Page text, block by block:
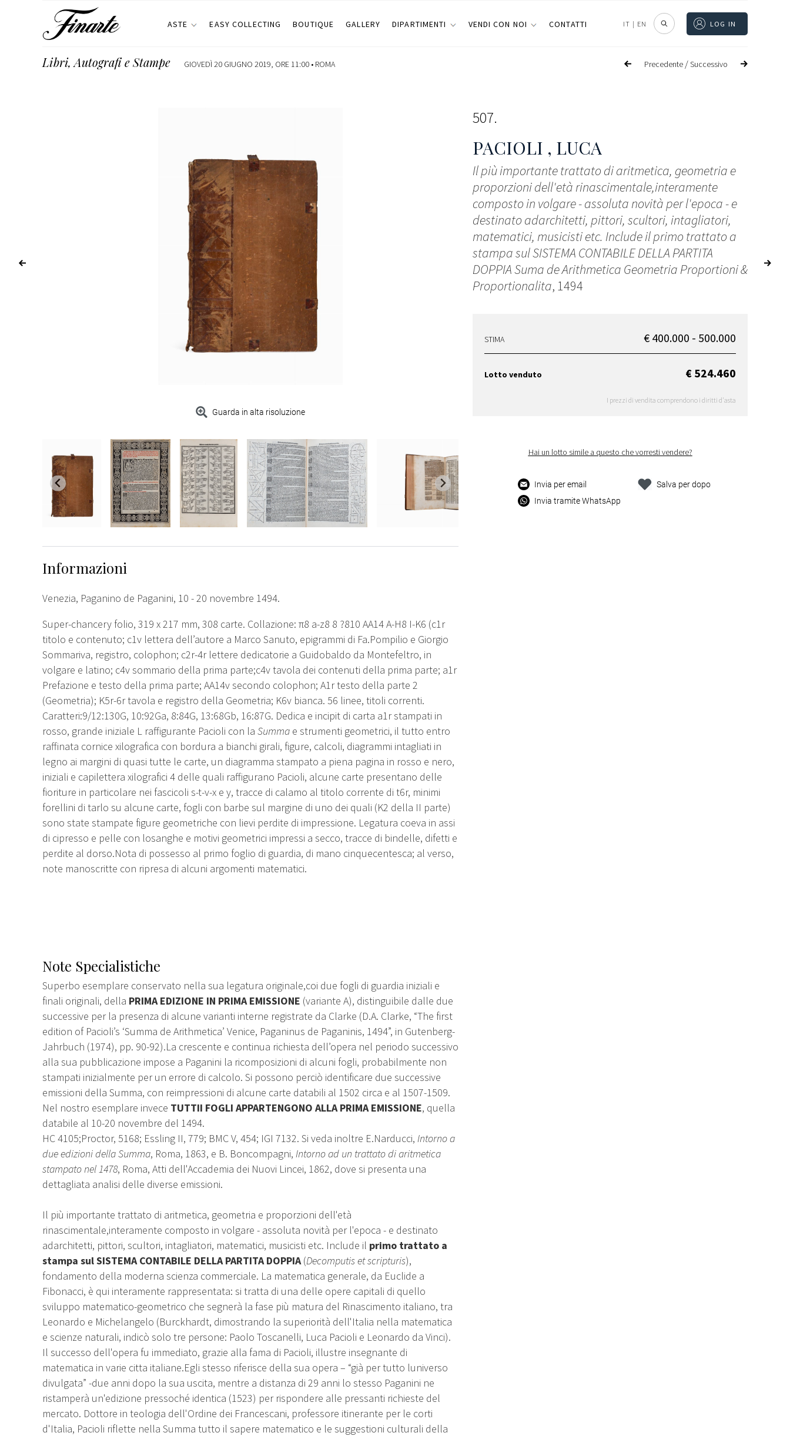
ASTE EASY COLLECTING BOUTIQUE GALLERY DIPARTIMENTI VENDI CON NOI CONTATTI IT | EN LOG IN
Precedente /Successivo
Libri, Autografi e Stampe GIOVEDÌ 20 GIUGNO 2019, ORE 11:00 • ROMA
Guarda in alta risoluzione
507
PACIOLI , LUCA
Il più importante trattato di aritmetica, geometria e
proporzioni dell'età rinascimentale,interamente
composto in volgare - assoluta novità per l'epoca - e
destinato adarchitetti, pittori, scultori, intagliatori,
matematici, musicisti etc. Include il primo trattato a
stampa sul SISTEMA CONTABILE DELLA PARTITA
DOPPIA Suma de Arithmetica Geometria Proportioni &
Proportionalita, 1494
STIMA € 400.000 - 500.000
Lotto venduto € 524.460
I prezzi di vendita comprendono i diritti d'asta
Hai un lotto simile a questo che vorresti vendere?
Invia per email
Invia tramite WhatsApp
Salva per dopo
Informazioni
Venezia, Paganino de Paganini, 10 - 20 novembre 1494.
Super-chancery folio, 319 x 217 mm, 308 carte. Collazione: π8 a-z8 8 ?810 AA14 A-H8 I-K6 (c1r
titolo e contenuto; c1v lettera dell’autore a Marco Sanuto, epigrammi di Fa.Pompilio e Giorgio
Sommariva, registro, colophon; c2r-4r lettere dedicatorie a Guidobaldo da Montefeltro, in
volgare e latino; c4v sommario della prima parte;c4v tavola dei contenuti della prima parte; a1r
Prefazione e testo della prima parte; AA14v secondo colophon; A1r testo della parte 2
(Geometria); K5r-6r tavola e registro della Geometria; K6v bianca. 56 linee, titoli correnti.
Caratteri:9/12:130G, 10:92Ga, 8:84G, 13:68Gb, 16:87G. Dedica e incipit di carta a1r stampati in
rosso, grande iniziale L raffigurante Pacioli con la Summa e strumenti geometrici, il tutto entro
raffinata cornice xilografica con bordura a bianchi girali, figure, calcoli, diagrammi intagliati in
legno ai margini di quasi tutte le carte, un diagramma stampato a piena pagina in rosso e nero,
iniziali e capilettera xilografici 4 delle quali raffigurano Pacioli, alcune carte presentano delle
fioriture in particolare nei fascicoli s-t-v-x e y, tracce di calamo al titolo corrente di t6r, minimi
forellini di tarlo su alcune carte, fogli con barbe sul margine di uno dei quali (K2 della II parte)
sono state stampate figure geometriche con lievi perdite di impressione. Legatura coeva in assi
di cipresso e pelle con losanghe e motivi geometrici impressi a secco, tracce di bindelle, difetti e
perdite al dorso.Nota di possesso al primo foglio di guardia, di mano cinquecentesca; al verso,
note manoscritte con ripresa di alcuni argomenti matematici.
Note Specialistiche
Superbo esemplare conservato nella sua legatura originale,coi due fogli di guardia iniziali e
finali originali, della PRIMA EDIZIONE IN PRIMA EMISSIONE (variante A), distinguibile dalle due
successive per la presenza di alcune varianti interne registrate da Clarke (D.A. Clarke, “The first
edition of Pacioli’s ‘Summa de Arithmetica’ Venice, Paganinus de Paganinis, 1494”, in Gutenberg-
Jahrbuch (1974), pp. 90-92).La crescente e continua richiesta dell’opera nel periodo successivo
alla sua pubblicazione impose a Paganini la ricomposizioni di alcuni fogli, probabilmente non
stampati inizialmente per un errore di calcolo. Si possono perciò identificare due successive
emissioni della Summa, con reimpressioni di alcune carte databili al 1502 circa e al 1507-1509.
Nel nostro esemplare invece TUTTII FOGLI APPARTENGONO ALLA PRIMA EMISSIONE, quella
databile al 10-20 novembre del 1494.
HC 4105;Proctor, 5168; Essling II, 779; BMC V, 454; IGI 7132. Si veda inoltre E.Narducci, Intorno a
due edizioni della Summa, Roma, 1863, e B. Boncompagni, Intorno ad un trattato di aritmetica
stampato nel 1478, Roma, Atti dell'Accademia dei Nuovi Lincei, 1862, dove si presenta una
dettagliata analisi delle diverse emissioni.
Il più importante trattato di aritmetica, geometria e proporzioni dell'età
rinascimentale,interamente composto in volgare - assoluta novità per l'epoca - e destinato
adarchitetti, pittori, scultori, intagliatori, matematici, musicisti etc. Include il primo trattato a
stampa sul SISTEMA CONTABILE DELLA PARTITA DOPPIA(Decomputis et scripturis),
fondamento della moderna scienza commerciale. La matematica generale, da Euclide a
Fibonacci, è qui interamente rappresentata: si tratta di una delle opere capitali di quello
sviluppo matematico-geometrico che segnerà la fase più matura del Rinascimento italiano, tra
Leonardo e Michelangelo (Burckhardt, dimostrando la superiorità dell'Italia nella matematica
e scienze naturali, indicò solo tre persone: Paolo Toscanelli, Luca Pacioli e Leonardo da Vinci).
Il successo dell'opera fu immediato, grazie alla fama di Pacioli, illustre insegnante di
matematica in varie citta italiane.Egli stesso riferisce della sua opera – “già per tutto luniverso
divulgata” -due anni dopo la sua uscita, mentre a distanza di 29 anni lo stesso Paganini ne
ristamperà un'edizione pressoché identica (1523) per rispondere alle pressanti richieste del
mercato. Dottore in teologia dell'Ordine dei Francescani, professore itinerante per le corti
d'Italia, Pacioli riflette nella Summa tutto il sapere matematico e le suggestioni culturali della